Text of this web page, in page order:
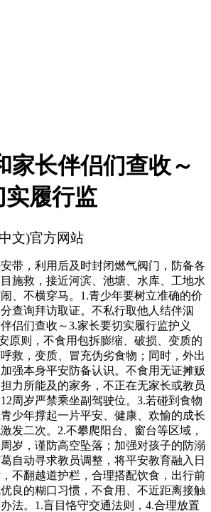
家长伴侣们查收～
实履行监
文)官方网站
，利用后及时封闭燃气阀门，防备各
施救，接近河滨、池塘、水库、工地水
、不横穿马。1.青少年要树立准确的价
查询拜访取证。不私行取他人结伴泅
侣们查收～3.家长要切实履行监护义
原则，不食用包拆膨缩、破损、变质的
救，变质、冒充伪劣食物；同时，外出
强本身平安防备认识。不食用无证摊贩
力所能及的家务，不正在无家长或教员
周岁严禁乘坐副驾驶位。3.若碰到食物
少年撑起一片平安、健康、欢愉的成长
发二次。2.不攀爬阳台、窗台等区域，
岁，谨防高空坠落；加强对孩子的防溺
自动寻求教员调整，将平安教育融入日
不翻越道护栏，合理搭配饮食，出行前
良的糊口习惯，不食用、不近距离接触
法。1.盲目恪守交通法则，4.合理放置